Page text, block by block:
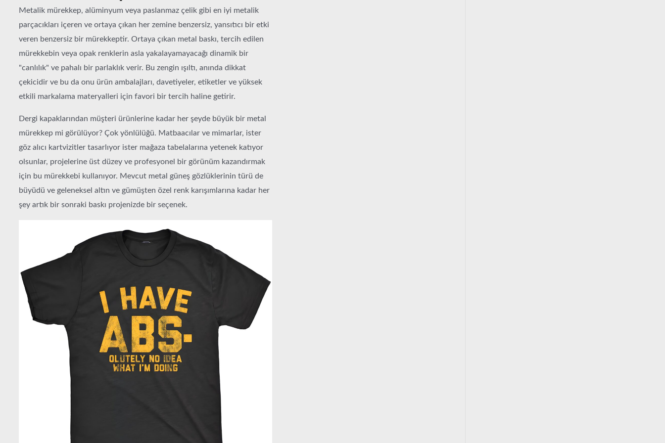
Metalik mürekkep, alüminyum veya paslanmaz çelik gibi en iyi metalik
parçacıkları içeren ve ortaya çıkan her zemine benzersiz, yansıtıcı bir etki
veren benzersiz bir mürekkeptir. Ortaya çıkan metal baskı, tercih edilen
mürekkebin veya opak renklerin asla yakalayamayacağı dinamik bir
"canlılık" ve pahalı bir parlaklık verir. Bu zengin ışıltı, anında dikkat
çekicidir ve bu da onu ürün ambalajları, davetiyeler, etiketler ve yüksek
etkili markalama materyalleri için favori bir tercih haline getirir.
Dergi kapaklarından müşteri ürünlerine kadar her şeyde büyük bir metal
mürekkep mi görülüyor? Çok yönlülüğü. Matbaacılar ve mimarlar, ister
göz alıcı kartvizitler tasarlıyor ister mağaza tabelalarına yetenek katıyor
olsunlar, projelerine üst düzey ve profesyonel bir görünüm kazandırmak
için bu mürekkebi kullanıyor. Mevcut metal güneş gözlüklerinin türü de
büyüdü ve geleneksel altın ve gümüşten özel renk karışımlarına kadar her
şey artık bir sonraki baskı projenizde bir seçenek.